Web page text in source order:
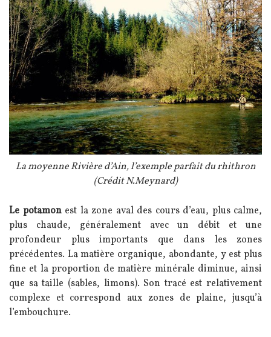
Légende
La moyenne Rivière d’Ain, l’exemple parfait du rhithron
(Crédit N.Meynard)
Texte
Le potamonest la zone aval des cours d’eau, plus calme,
plus chaude, généralement avec un débit et une
profondeur plus importants que dans les zones
précédentes. La matière organique, abondante, y est plus
fine et la proportion de matière minérale diminue, ainsi
que sa taille (sables, limons). Son tracé est relativement
complexe et correspond aux zones de plaine, jusqu’à
l’embouchure.